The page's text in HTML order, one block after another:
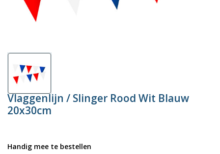
Vlaggenlijn / Slinger Rood Wit Blauw
20x30cm
Handig mee te bestellen